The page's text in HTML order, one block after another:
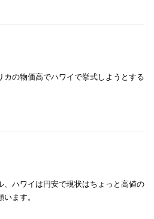
カの物価高でハワイで挙式しようとする
、ハワイは円安で現状はちょっと高値の
ます。